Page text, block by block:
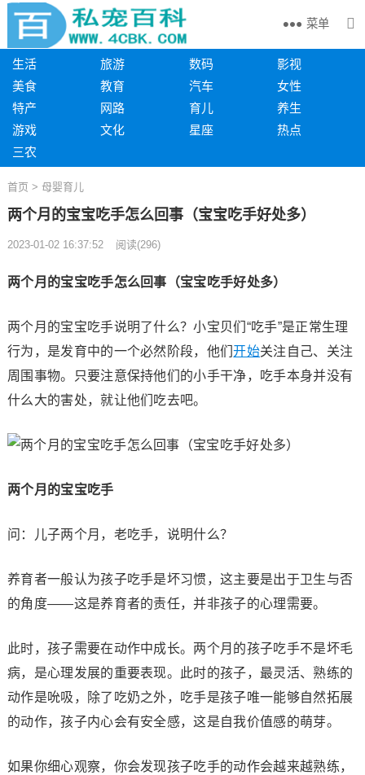
菜单
生活 旅游 数码
影视
美食
教育 汽车
女性
特产
网路 育儿
养生
游戏
文化 星座
热点
三农
首页 > 母婴育儿
两个月的宝宝吃手怎么回事（宝宝吃手好处多）
2023-01-02 16:37:52 阅读(296)
两个月的宝宝吃手怎么回事（宝宝吃手好处多）
两个月的宝宝吃手说明了什么？小宝贝们“吃手”是正常生理
行为，是发育中的一个必然阶段，他们开始关注自己、关注
周围事物。只要注意保持他们的小手干净，吃手本身并没有
什么大的害处，就让他们吃去吧。
两个月的宝宝吃手
问：儿子两个月，老吃手，说明什么？
养育者一般认为孩子吃手是坏习惯，这主要是出于卫生与否
的角度——这是养育者的责任，并非孩子的心理需要。
此时，孩子需要在动作中成长。两个月的孩子吃手不是坏毛
病，是心理发展的重要表现。此时的孩子，最灵活、熟练的
动作是吮吸，除了吃奶之外，吃手是孩子唯一能够自然拓展
的动作，孩子内心会有安全感，这是自我价值感的萌芽。
如果你细心观察，你会发现孩子吃手的动作会越来越熟练，